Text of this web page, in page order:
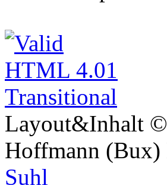
Layout&Inhalt
Hoffmann (Bux)
Suhl